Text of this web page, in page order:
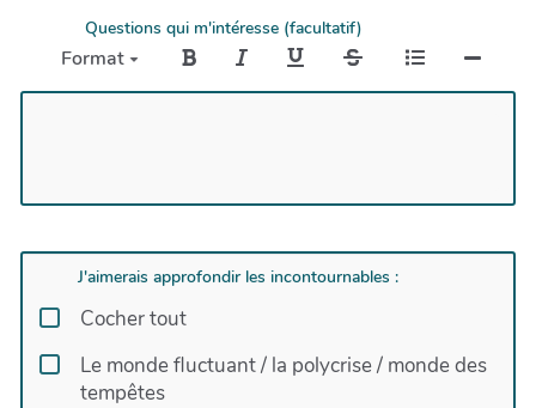
Questions qui m'intéresse (facultatif)
Format
J'aimerais approfondir les incontournables :
Cocher tout
Le monde fluctuant / la polycrise / monde des
tempêtes